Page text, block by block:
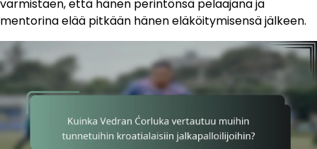
varmistaen, että hänen perintönsä pelaajana ja
mentorina elää pitkään hänen eläköitymisensä jälkeen.